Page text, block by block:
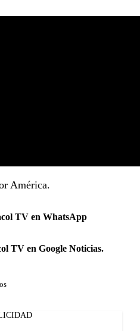
América.
TV en WhatsApp
TV en Google Noticias.